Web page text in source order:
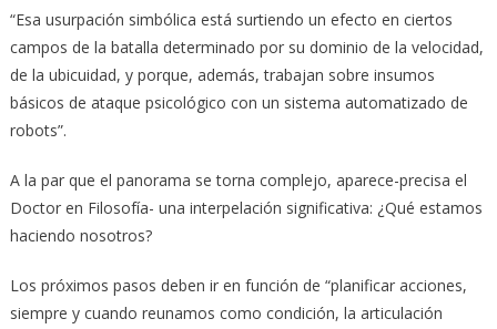
“Esa usurpación simbólica está surtiendo un efecto en ciertos
campos de la batalla determinado por su dominio de la velocidad,
de la ubicuidad, y porque, además, trabajan sobre insumos
básicos de ataque psicológico con un sistema automatizado de
robots”.
A la par que el panorama se torna complejo, aparece-precisa el
Doctor en Filosofía- una interpelación significativa: ¿Qué estamos
haciendo nosotros?
Los próximos pasos deben ir en función de “planificar acciones,
siempre y cuando reunamos como condición, la articulación